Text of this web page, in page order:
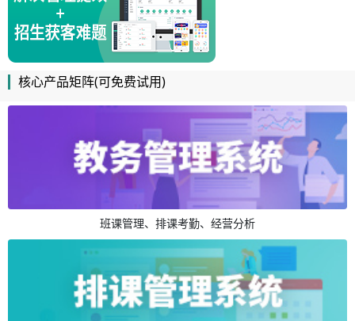
核心产品矩阵(可免费试用)
班课管理、排课考勤、经营分析